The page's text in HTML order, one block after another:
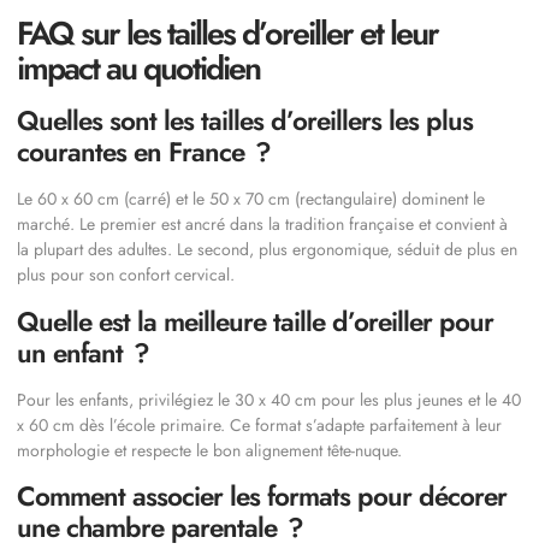
FAQ sur les tailles d’oreiller et leur
impact au quotidien
Quelles sont les tailles d’oreillers les plus
courantes en France ?
Le 60 x 60 cm (carré) et le 50 x 70 cm (rectangulaire) dominent le
marché. Le premier est ancré dans la tradition française et convient à
la plupart des adultes. Le second, plus ergonomique, séduit de plus en
plus pour son confort cervical.
Quelle est la meilleure taille d’oreiller pour
un enfant ?
Pour les enfants, privilégiez le 30 x 40 cm pour les plus jeunes et le 40
x 60 cm dès l’école primaire. Ce format s’adapte parfaitement à leur
morphologie et respecte le bon alignement tête-nuque.
Comment associer les formats pour décorer
une chambre parentale ?